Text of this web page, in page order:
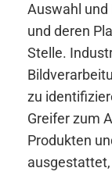
Auswahl und
und deren
Stelle.
zu
Greifer zum
Produkten
ausgestattet,